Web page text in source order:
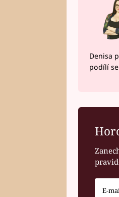
Denisa
podílí